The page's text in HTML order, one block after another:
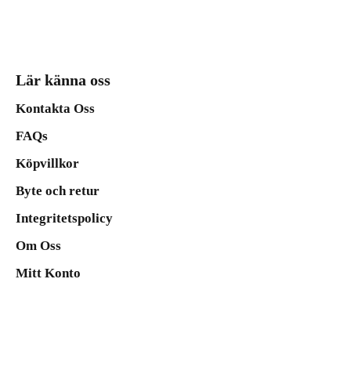
Lär känna oss
Kontakta Oss
FAQs
Köpvillkor
Byte och retur
Integritetspolicy
Om Oss
Mitt Konto